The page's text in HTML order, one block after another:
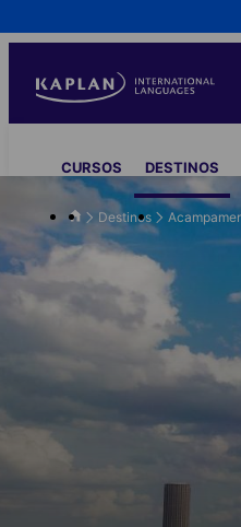
to
content
navigation
CURSOS DESTINOS
Destinos